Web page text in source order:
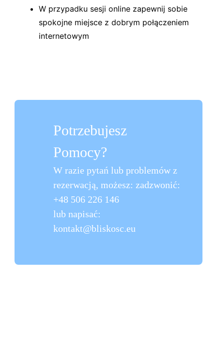
W przypadku sesji online zapewnij sobie
spokojne miejsce z dobrym połączeniem
internetowym
Potrzebujesz
Pomocy?
W razie pytań lub problemów z
rezerwacją, możesz: zadzwonić:
+48 506 226 146
lub napisać:
kontakt@bliskosc.eu